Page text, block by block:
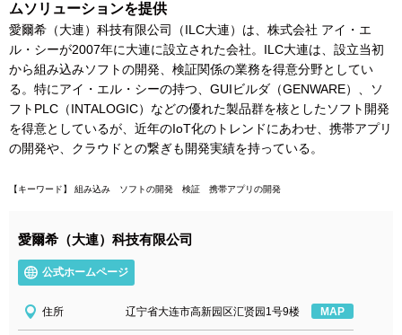
ムソリューションを提供
愛爾希（大連）科技有限公司（ILC大連）は、株式会社 アイ・エ
ル・シーが2007年に大連に設立された会社。ILC大連は、設立当初
から組み込みソフトの開発、検証関係の業務を得意分野としてい
る。特にアイ・エル・シーの持つ、GUIビルダ（GENWARE）、ソ
フトPLC（INTALOGIC）などの優れた製品群を核としたソフト開発
を得意としているが、近年のIoT化のトレンドにあわせ、携帯アプリ
の開発や、クラウドとの繋ぎも開発実績を持っている。
【キーワード】 組み込み ソフトの開発 検証 携帯アプリの開発
愛爾希（大連）科技有限公司
公式ホームページ
住所 辽宁省大连市高新园区汇贤园1号9楼 MAP